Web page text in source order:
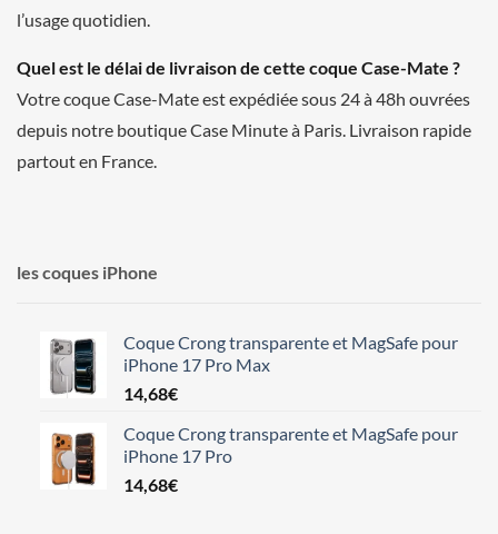
l’usage quotidien.
Quel est le délai de livraison de cette coque Case-Mate ?
Votre coque Case-Mate est expédiée sous 24 à 48h ouvrées
depuis notre boutique Case Minute à Paris. Livraison rapide
partout en France.
les coques iPhone
Coque Crong transparente et MagSafe pour
iPhone 17 Pro Max
14,68€
Coque Crong transparente et MagSafe pour
iPhone 17 Pro
14,68€